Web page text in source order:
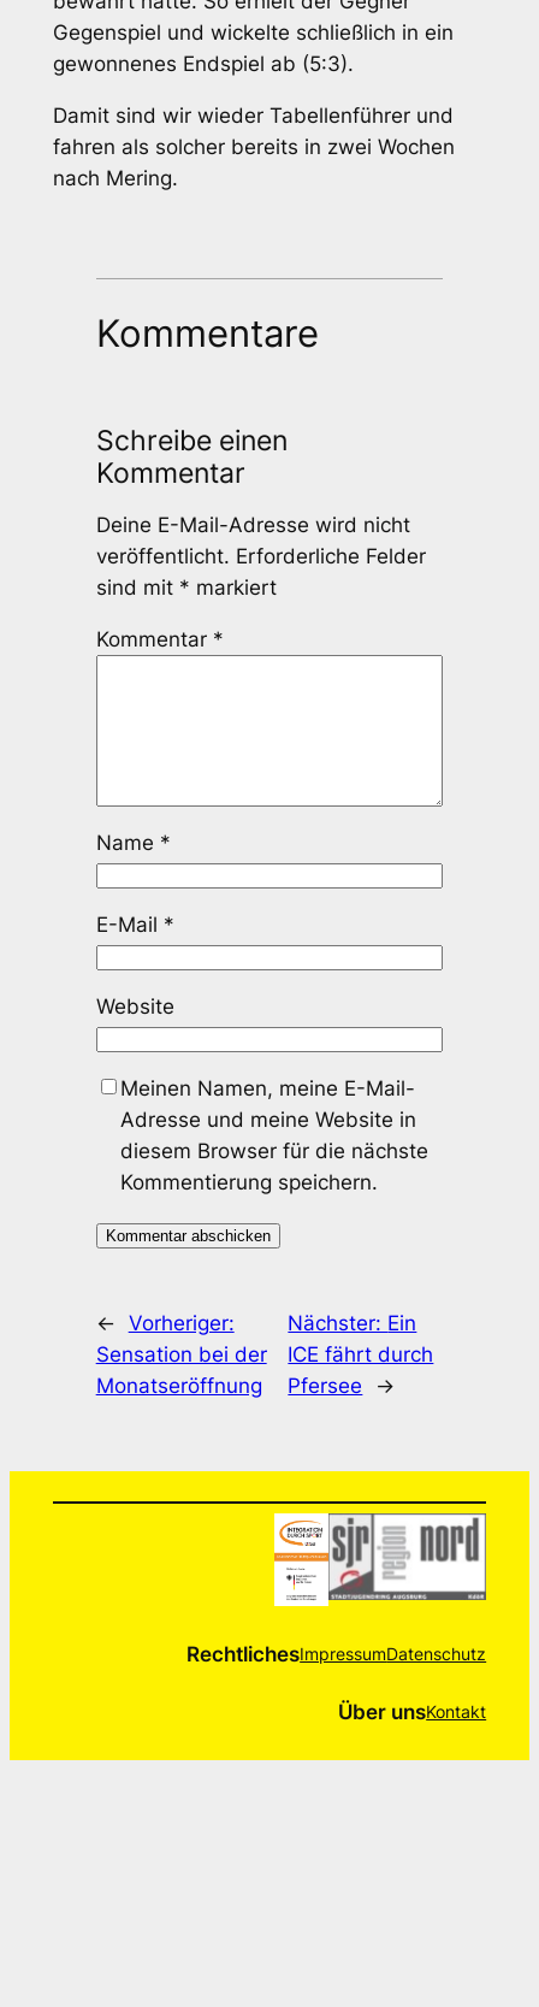
Gegenspiel und wickelte schließlich in ein
gewonnenes Endspiel ab (5:3).
Damit sind wir wieder Tabellenführer und
fahren als solcher bereits in zwei Wochen
nach Mering.
Kommentare
Schreibe einen
Kommentar
Deine E-Mail-Adresse wird nicht
veröffentlicht. Erforderliche Felder
sind mit * markiert
Kommentar *
Name *
E-Mail *
Website
Meinen Namen, meine E-Mail-
Adresse und meine Website in
diesem Browser für die nächste
Kommentierung speichern.
← Vorheriger:
Sensation bei der
Monatseröffnung
Nächster: Ein
ICE fährt durch
Pfersee
→
RechtlichesImpressumDatenschutz
Über unsKontakt